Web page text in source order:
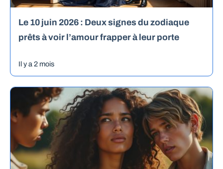
Le 10 juin 2026 : Deux signes du zodiaque
prêts à voir l’amour frapper à leur porte
Il y a 2 mois